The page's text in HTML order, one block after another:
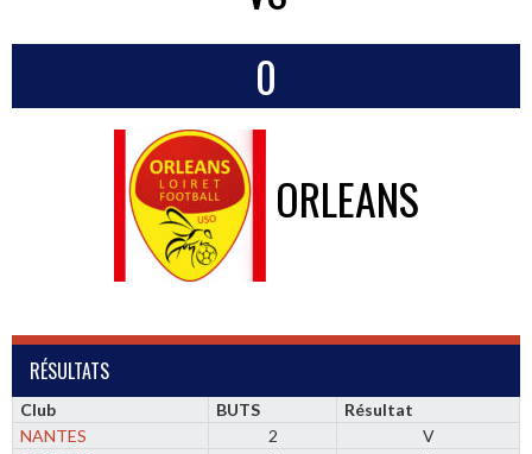
0
ORLEANS
RÉSULTATS
Club BUTS
Résultat
NANTES
2
V